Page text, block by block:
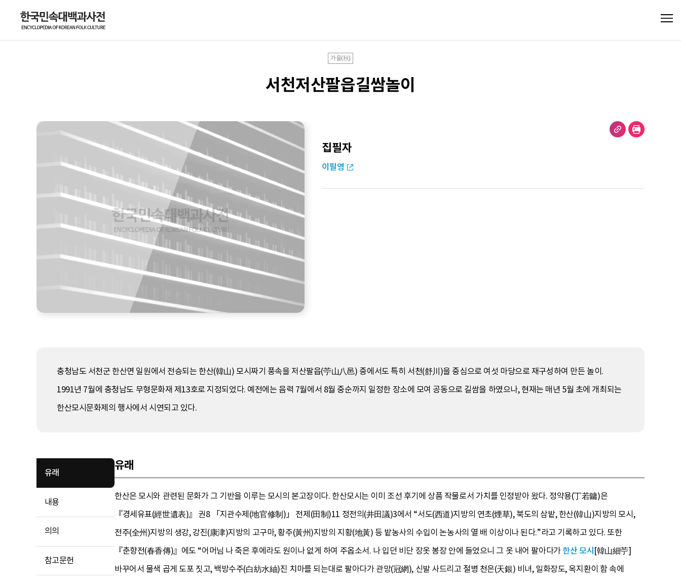
가을(秋)
서천저산팔읍길쌈놀이
집필자
이필영
충청남도 서천군 한산면 일원에서 전승되는 한산(韓山) 모시짜기 풍속을 저산팔읍(苧山八邑) 중에서도 특히 서천(舒川)을 중심으로 여섯 마당으로 재구성하여 만든 놀이.
1991년 7월에 충청남도 무형문화재 제13호로 지정되었다. 예전에는 음력 7월에서 8월 중순까지 일정한 장소에 모여 공동으로 길쌈을 하였으나, 현재는 매년 5월 초에 개최되는
한산모시문화제의 행사에서 시연되고 있다.
유래
내용
의의
참고문헌
유래
한산은 모시와 관련된 문화가 그 기반을 이루는 모시의 본고장이다. 한산모시는 이미 조선 후기에 상품 작물로서 가치를 인정받아 왔다. 정약용(丁若鏞)은
『경세유표(經世遺表)』 권8 「지관수제(地官修制)」 전제(田制)11 정전의(井田議)3에서 “서도(西道)지방의 연초(煙草), 북도의 삼밭, 한산(韓山)지방의 모시,
전주(全州)지방의 생강, 강진(康津)지방의 고구마, 황주(黃州)지방의 지황(地黃) 등 밭농사의 수입이 논농사의 열 배 이상이나 된다.”라고 기록하고 있다. 또한
『춘향전(春香傳)』에도 “어머님 나 죽은 후에라도 원이나 없게 하여 주옵소서. 나 입던 비단 장옷 봉장 안에 들었으니 그 옷 내어 팔아다가한산 모시[韓山細苧]
바꾸어서 물색 곱게 도포 짓고, 백방수주(白紡水紬)진 치마를 되는대로 팔아다가 관망(冠網), 신발 사드리고 절병 천은(天銀) 비녀, 밀화장도, 옥지환이 함 속에